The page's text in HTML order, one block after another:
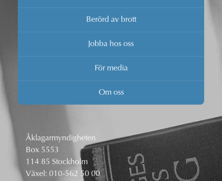
Berörd av brott
Jobba hos oss
För media
Om oss
Åklagarmyndigheten
Box 5553
114 85 Stockholm
Växel: 010-562 50 00